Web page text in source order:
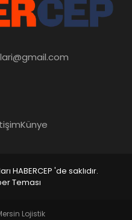
Künye
HABERCEP 'de saklıdır.
Teması
Lojistik